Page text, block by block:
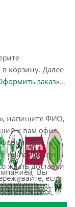
корзину. Далее
заказ»
, напишите ФИО,
к вам офис.
на почту или
ждать доставки
если
Вы